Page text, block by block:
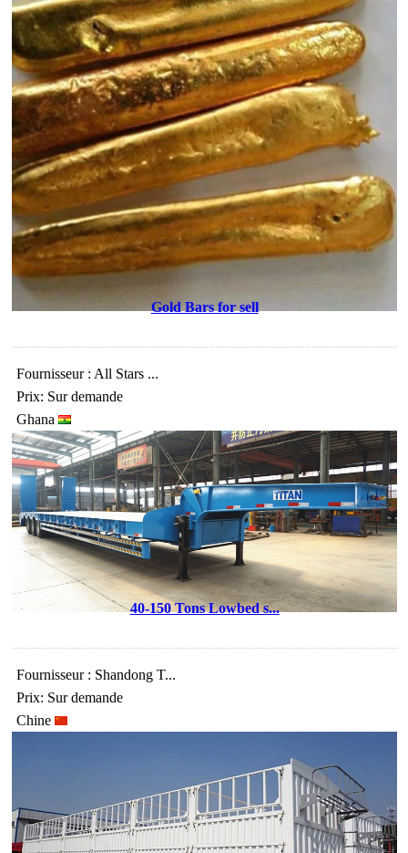
Gold Bars for sell
Fournisseur : All Stars ...
Prix: Sur demande
Ghana
40-150 Tons Lowbed s...
Fournisseur : Shandong T...
Prix: Sur demande
Chine